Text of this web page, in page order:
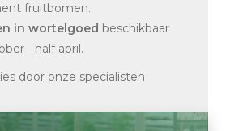
fruitbomen.
in wortelgoed beschikbaar
- half april.
door onze specialisten